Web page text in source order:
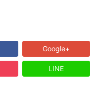
Google+
LINE